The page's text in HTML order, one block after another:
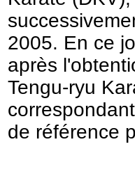
2005. En ce
après
Tengu-ryu
de référence